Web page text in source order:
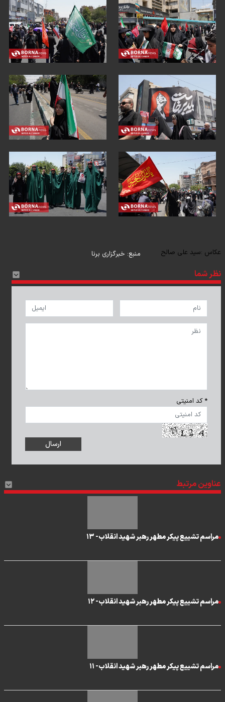
عکاس :سید علی صالح منبع: خبرگزاری برنا
نظر شما
* کد امنیتی
عناوین مرتبط
مراسم تشییع پیکر مطهر رهبر شهید انقلاب- ۱۳
مراسم تشییع پیکر مطهر رهبر شهید انقلاب- ۱۲
مراسم تشییع پیکر مطهر رهبر شهید انقلاب- ۱۱